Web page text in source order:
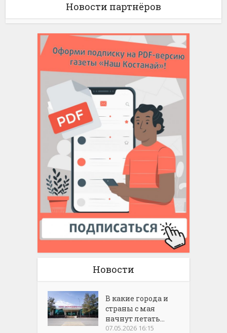
Новости партнёров
Новости
В какие города и
страны с мая
начнут летать...
07.05.2026 16:15